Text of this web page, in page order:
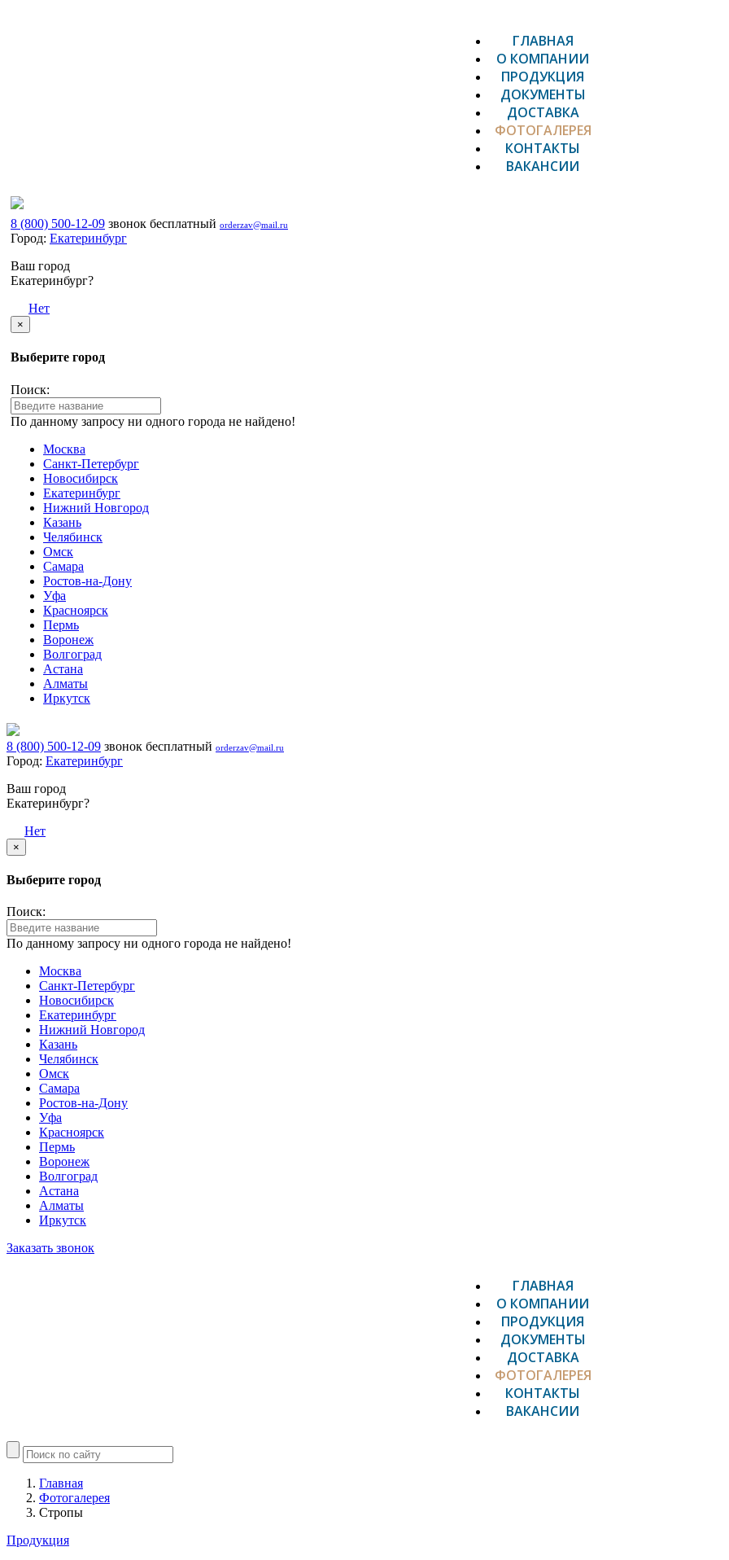
ГЛАВНАЯ
О КОМПАНИИ
ПРОДУКЦИЯ
ДОКУМЕНТЫ
ДОСТАВКА
ФОТОГАЛЕРЕЯ
КОНТАКТЫ
ВАКАНСИИ
8 (800) 500-12-09 звонок бесплатный orderzav@mail.ru
Город: Екатеринбург
Ваш город
Екатеринбург?
Нет
×
Выберите город
Поиск:
По данному запросу ни одного города не найдено!
Москва
Санкт-Петербург
Новосибирск
Екатеринбург
Нижний Новгород
Казань
Челябинск
Омск
Самара
Ростов-на-Дону
Уфа
Красноярск
Пермь
Воронеж
Волгоград
Астана
Алматы
Иркутск
8 (800) 500-12-09 звонок бесплатный orderzav@mail.ru
Город: Екатеринбург
Ваш город
Екатеринбург?
Нет
×
Выберите город
Поиск:
По данному запросу ни одного города не найдено!
Москва
Санкт-Петербург
Новосибирск
Екатеринбург
Нижний Новгород
Казань
Челябинск
Омск
Самара
Ростов-на-Дону
Уфа
Красноярск
Пермь
Воронеж
Волгоград
Астана
Алматы
Иркутск
Заказать звонок
ГЛАВНАЯ
О КОМПАНИИ
ПРОДУКЦИЯ
ДОКУМЕНТЫ
ДОСТАВКА
ФОТОГАЛЕРЕЯ
КОНТАКТЫ
ВАКАНСИИ
Главная
Фотогалерея
Стропы
Продукция